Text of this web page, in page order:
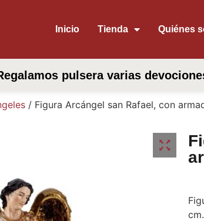
Inicio Tienda Quiénes
pulsera varias
/ Figura Arcángel san Rafael, con